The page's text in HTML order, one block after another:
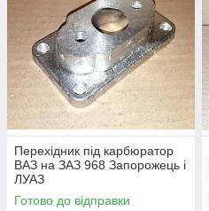
Перехідник під карбюратор
ВАЗ на ЗАЗ 968 Запорожець і
ЛУАЗ
Готово до відправки